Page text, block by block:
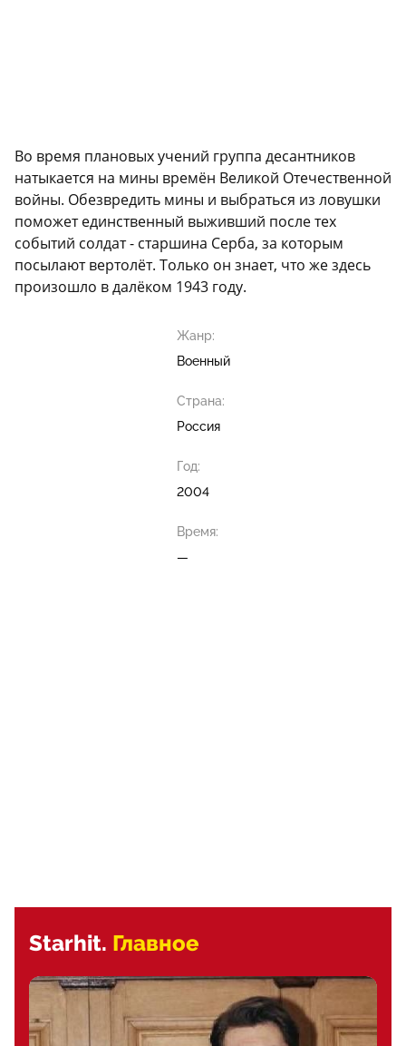
Во время плановых учений группа десантников
натыкается на мины времён Великой Отечественной
войны. Обезвредить мины и выбраться из ловушки
поможет единственный выживший после тех
событий солдат - старшина Серба, за которым
посылают вертолёт. Только он знает, что же здесь
произошло в далёком 1943 году.
Жанр:
Военный
Страна:
Россия
Год:
2004
Время:
—
Starhit. Главное